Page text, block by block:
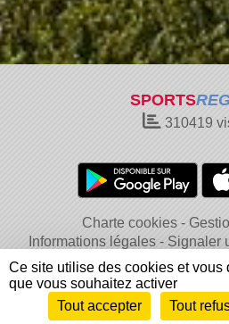
SPORTS
310419
Charte cookies
Informations légales
Signaler
Envie de participer ?
Ce site utilise des cookies et vous
que vous souhaitez activer
Tout accepter
Tout